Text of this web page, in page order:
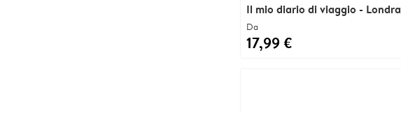
Il mio diario di viaggio - Londra
Da
17,99 €